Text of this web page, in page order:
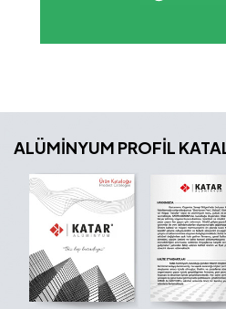
ALÜMİNYUM PROFİL